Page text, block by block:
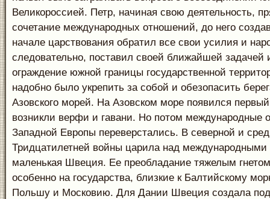
Великороссией. Петр, начиная свою деятельность,
сочетание международных отношений, до него
начале царствования обратил все свои усилия и
следовательно, поставил своей ближайшей задачей
ограждение южной границы государственной
надобно было укрепить за собой и обезопасить
Азовского морей. На Азовском море появился
возникли верфи и гавани. Но потом международные
Западной Европы переверстались. В северной и
Тридцатилетней войны царила над
маленькая Швеция. Ее преобладание тяжелым
особенно на государства, близкие к Балтийскому
Польшу и Московию. Для Дании Швеция создала